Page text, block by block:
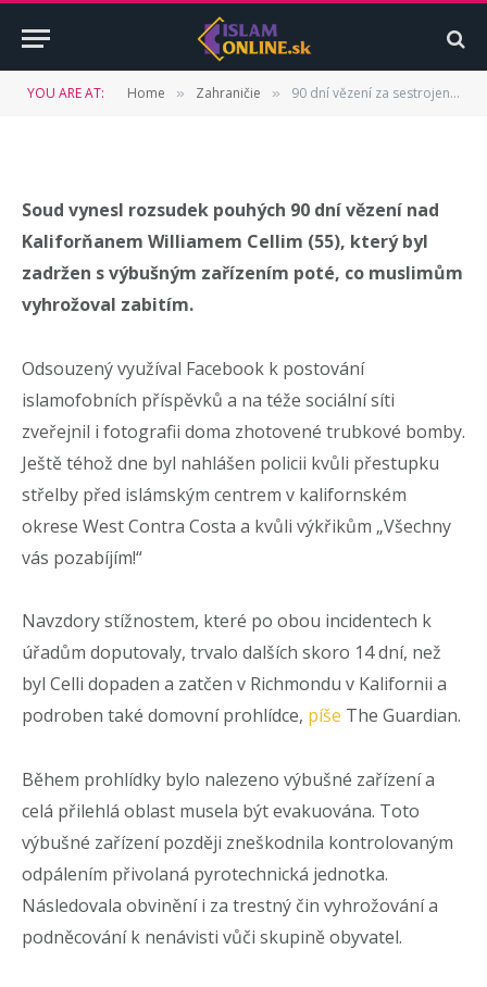
YOU ARE AT: Home » Zahraničie » 90 dní vězení za sestrojení bomby na muslimy. To byl rozsudek pro Trumpova fanouška
fanouška
BY ISLAMONLINE.SK 28. MARCA 2016 UPDATED: 17.
Soud vynesl rozsudek pouhých 90 dní vězení nad
Kaliforňanem Williamem Cellim (55), který byl
zadržen s výbušným zařízením poté, co muslimům
vyhrožoval zabitím.
Odsouzený využíval Facebook k postování
islamofobních příspěvků a na téže sociální síti
zveřejnil i fotografii doma zhotovené trubkové bomby.
Ještě téhož dne byl nahlášen policii kvůli přestupku
střelby před islámským centrem v kalifornském
okrese West Contra Costa a kvůli výkřikům „Všechny
vás pozabíjím!“
Navzdory stížnostem, které po obou incidentech k
úřadům doputovaly, trvalo dalších skoro 14 dní, než
byl Celli dopaden a zatčen v Richmondu v Kalifornii a
podroben také domovní prohlídce, píše The Guardian.
Během prohlídky bylo nalezeno výbušné zařízení a
celá přilehlá oblast musela být evakuována. Toto
výbušné zařízení později zneškodnila kontrolovaným
odpálením přivolaná pyrotechnická jednotka.
Následovala obvinění i za trestný čin vyhrožování a
podněcování k nenávisti vůči skupině obyvatel.